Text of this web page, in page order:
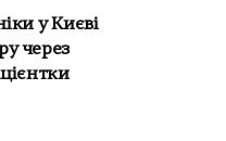
у Києві
через